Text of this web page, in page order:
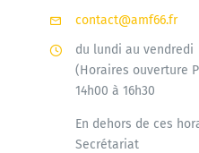
contact@amf66.fr
du lundi au vendredi
(Horaires ouverture
14h00 à 16h30
En dehors de ces
Secrétariat